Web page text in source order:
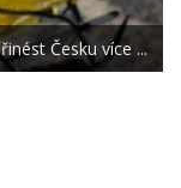
Česku více ...